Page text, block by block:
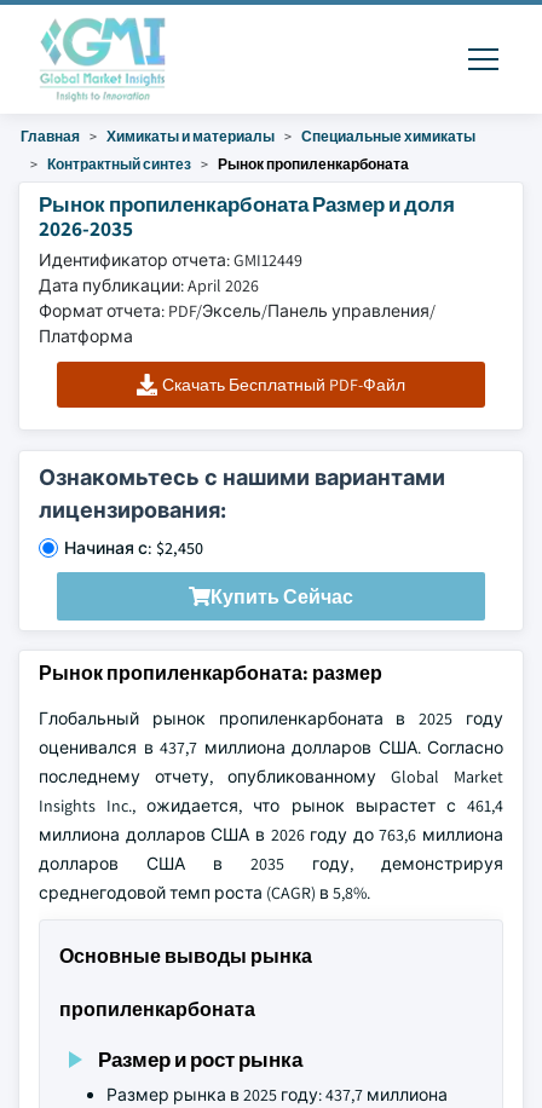
Главная Химикаты и материалы
Специальные химикаты
Контрактный синтез
Рынок пропиленкарбоната
Рынок пропиленкарбоната Размер и доля
2026-2035
Идентификатор отчета: GMI12449
Дата публикации: April 2026
Формат отчета: PDF/Эксель/Панель управления/
Платформа
Скачать Бесплатный PDF-Файл
Ознакомьтесь с нашими вариантами
лицензирования:
Начиная с: $2,450
Купить Сейчас
Рынок пропиленкарбоната: размер
Глобальный рынок пропиленкарбоната в 2025 году
оценивался в 437,7 миллиона долларов США. Согласно
последнему отчету, опубликованному Global Market
Insights Inc., ожидается, что рынок вырастет с 461,4
миллиона долларов США в 2026 году до 763,6 миллиона
долларов США в 2035 году, демонстрируя
среднегодовой темп роста (CAGR) в 5,8%.
Основные выводы рынка
пропиленкарбоната
Размер и рост рынка
Размер рынка в 2025 году: 437,7 миллиона